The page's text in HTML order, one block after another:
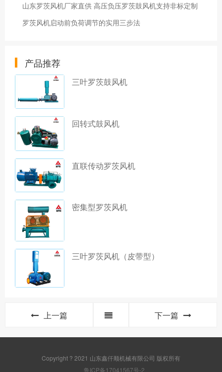
山东罗茨风机厂家直供 高压负压罗茨鼓风机支持非标定制
罗茨风机启动前负荷调节的实用三步法
产品推荐
三叶罗茨鼓风机
回转式鼓风机
直联传动罗茨风机
密集型罗茨风机
三叶罗茨风机（皮带型）
上一篇 下一篇
Copyright ? 2021 山东鑫仟顺机械有限公司 版权所有
鲁ICP备17041567号-2